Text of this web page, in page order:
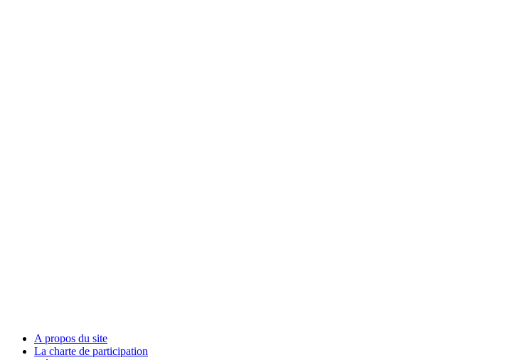
A propos du site
La charte de participation